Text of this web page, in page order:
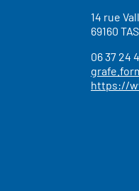
14 rue
69160
06 37 24
https://